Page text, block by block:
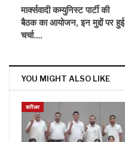
मार्क्सवादी कम्युनिस्ट पार्टी की
बैठक का आयोजन, इन मुद्दों पर हुई
चर्चा….
YOU MIGHT ALSO LIKE
करिअर